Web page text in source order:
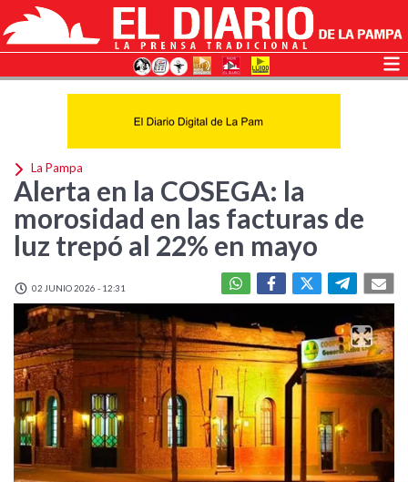
La Pampa
Alerta en la COSEGA: la
morosidad en las facturas de
luz trepó al 22% en mayo
02 JUNIO 2026 - 12:31